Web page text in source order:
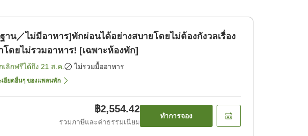
าน／ไม่มีอาหาร]พักผ่อนได้อย่างสบายโดยไม่ต้องกังวลเรื่อง
โดยไม่รวมอาหาร! [เฉพาะห้องพัก]
เลิกฟรีได้ถึง 21 ส.ค. ไม่รวมมื้ออาหาร
เอียดอื่นๆ ของแพลนพัก
฿2,554.42
รวมภาษีและค่าธรรมเนียม
ทำการจอง